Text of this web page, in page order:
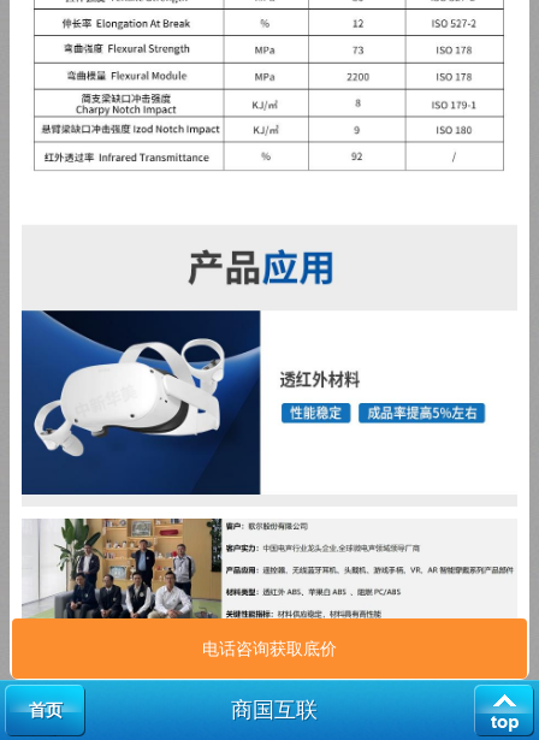
电话咨询获取底价
首页 商国互联